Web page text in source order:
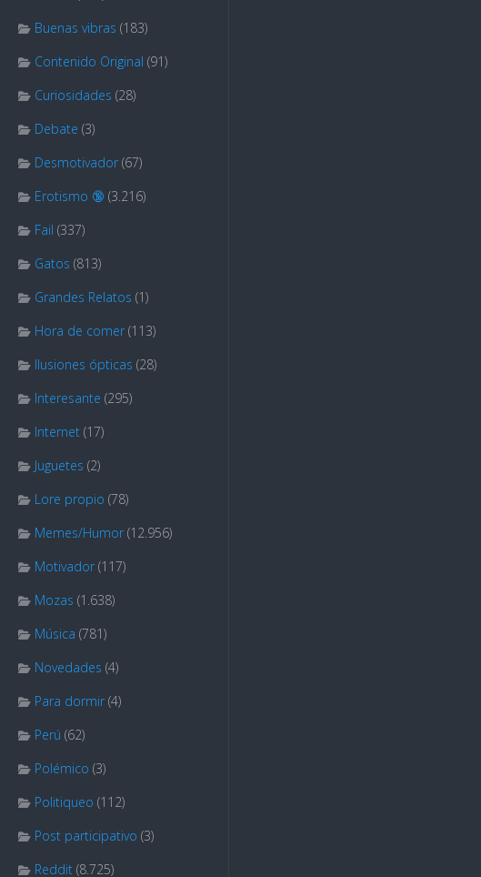
Buenas vibras (183)
Contenido Original (91)
Curiosidades (28)
Debate (3)
Desmotivador (67)
Erotismo 🔞 (3.216)
Fail (337)
Gatos (813)
Grandes Relatos (1)
Hora de comer (113)
Ilusiones ópticas (28)
Interesante (295)
Internet (17)
Juguetes (2)
Lore propio (78)
Memes/Humor (12.956)
Motivador (117)
Mozas (1.638)
Música (781)
Novedades (4)
Para dormir (4)
Perú (62)
Polémico (3)
Politiqueo (112)
Post participativo (3)
Reddit (8.725)